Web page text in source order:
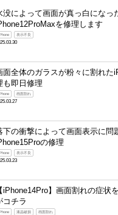
没によって画面が真っ白になっ
を修理します
表示不良
面全体のガラスが粉々に割れた
も即日修理
画面割れ
下の衝撃によって画面表示に問
の修理
表示不良
iPhone14Pro】画面割れの症状
コチラ
液晶破損 画面割れ